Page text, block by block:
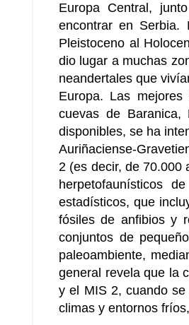
Europa Central,
encontrar en Serbia.
Pleistoceno al
dio lugar a muchas
neandertales que
Europa. Las
cuevas de Baranica,
disponibles, se ha
Auriñaciense-
2 (es decir, de 70.000
herpetofaunísticos
estadísticos, que
fósiles de anfibios y
conjuntos de
paleoambiente,
general revela que la
y el MIS 2, cuando
climas y entornos